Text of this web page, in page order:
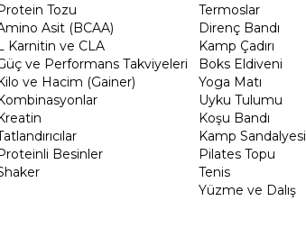
Tozu
Asit (BCAA)
Karnitin ve CLA
ve Performans Takviyeleri
ve Hacim (Gainer)
Besinler
Termoslar
Direnç Bandı
Kamp Çadırı
Boks Eldiveni
Yoga Matı
Uyku Tulumu
Koşu Bandı
Kamp Sandalyesi
Pilates Topu
Tenis
Yüzme ve Dalış